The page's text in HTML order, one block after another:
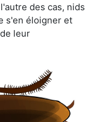
des cas, nids
s'en éloigner et
leur